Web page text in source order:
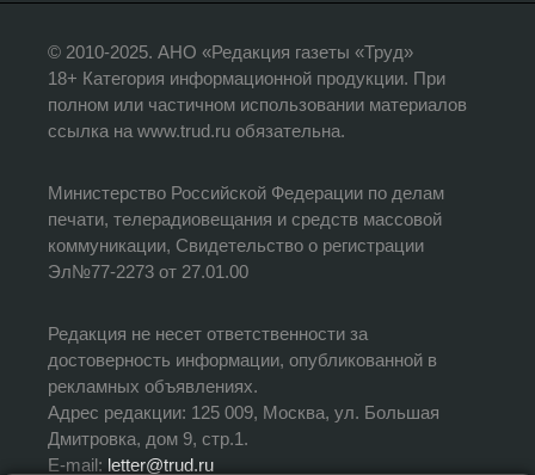
© 2010-2025. АНО «Редакция газеты «Труд»
18+ Категория информационной продукции. При
полном или частичном использовании материалов
ссылка на www.trud.ru обязательна.
Министерство Российской Федерации по делам
печати, телерадиовещания и средств массовой
коммуникации, Свидетельство о регистрации
Эл№77-2273 от 27.01.00
Редакция не несет ответственности за
достоверность информации, опубликованной в
рекламных объявлениях.
Адрес редакции: 125 009, Москва, ул. Большая
Дмитровка, дом 9, стр.1.
E-mail: letter@trud.ru